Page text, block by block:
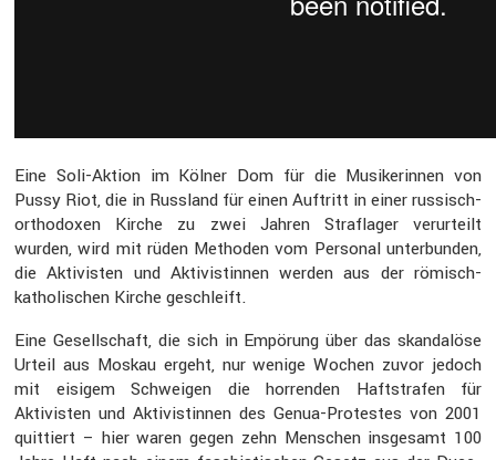
Eine Soli-Aktion im Kölner Dom für die Musike­rinnen von
Pussy Riot, die in Russland für einen Auftritt in einer russisch-
ortho­doxen Kirche zu zwei Jahren Straf­lager verur­teilt
wurden, wird mit rüden Methoden vom Personal unter­bunden,
die Aktivisten und Aktivis­tinnen werden aus der römisch-
katho­li­schen Kirche geschleift.
Eine Gesell­schaft, die sich in Empörung über das skanda­löse
Urteil aus Moskau ergeht, nur wenige Wochen zuvor jedoch
mit eisigem Schweigen die horrenden Haftstrafen für
Aktivisten und Aktivis­tinnen des Genua-Protestes von 2001
quittiert – hier waren gegen zehn Menschen insge­samt 100